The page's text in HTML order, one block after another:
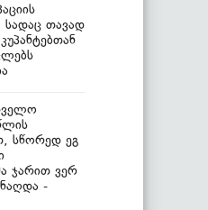
სადაც თავად
სწორედ ეგ
ჯარით ვერ
-